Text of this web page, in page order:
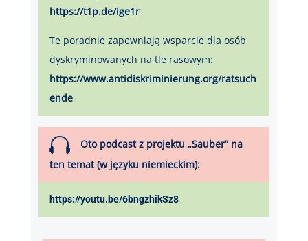
https://t1p.de/ige1r
Te poradnie zapewniają wsparcie dla osób
dyskryminowanych na tle rasowym:
https://www.antidiskriminierung.org/ratsuch
ende

Oto podcast z projektu „Sauber” na
ten temat (w języku niemieckim):
https://youtu.be/6bngzhikSz8